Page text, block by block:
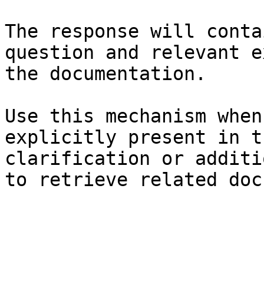
The response will
question and relevant
the documentation.
Use this mechanism
explicitly present in
clarification or